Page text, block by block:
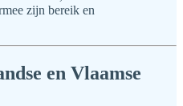
zijn bereik en
en Vlaamse